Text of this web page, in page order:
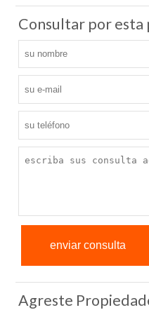
Consultar por esta
Agreste